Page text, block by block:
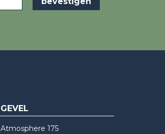
GEVEL
Atmosphere 175